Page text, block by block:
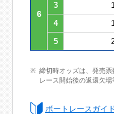
6
3
4
5
締切時オッズは、発売
レース開始後の返還欠場
ボートレースガイ